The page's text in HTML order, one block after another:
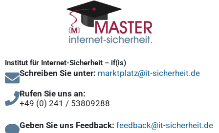
Institut für Internet-Sicherheit – if(is)
Schreiben Sie unter: marktplatz@it-sicherheit.de
Rufen Sie uns an:
+49 (0) 241 / 53809288
Geben Sie uns Feedback: feedback@it-sicherheit.de